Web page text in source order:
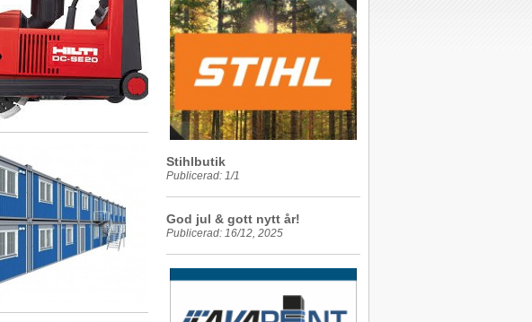
Stihlbutik
Publicerad: 1/1
God jul & gott nytt år!
Publicerad: 16/12, 2025